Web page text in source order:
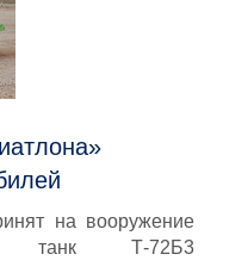
на вооружение
танк Т-72Б3